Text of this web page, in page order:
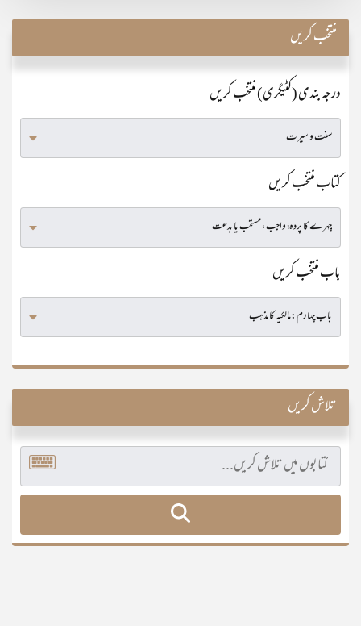
منتخب کریں
درجہ بندی (کٹیگری) منتخب کریں
کتاب منتخب کریں
باب منتخب کریں
تلاش کریں